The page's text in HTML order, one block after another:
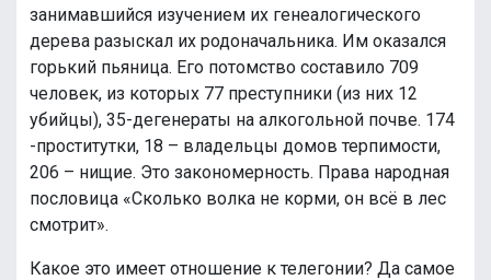
занимавшийся изучением их генеалогического
дерева разыскал их родоначальника. Им оказался
горький пьяница. Его потомство составило 709
человек, из которых 77 преступники (из них 12
убийцы), 35-дегенераты на алкогольной почве. 174
-проститутки, 18 – владельцы домов терпимости,
206 – нищие. Это закономерность. Права народная
пословица «Сколько волка не корми, он всё в лес
смотрит».
Какое это имеет отношение к телегонии? Да самое